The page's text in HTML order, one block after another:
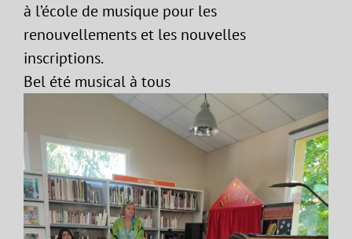
à l’école de musique pour les
renouvellements et les nouvelles
inscriptions.
Bel été musical à tous